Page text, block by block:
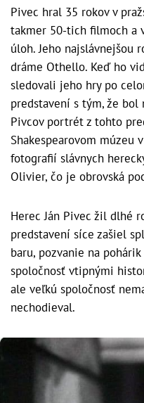
Pivec hral 35 rokov v
takmer 50-tich filmoch a
úloh. Jeho najslávnejšou
dráme Othello. Keď ho
sledovali jeho hry po
predstavení s tým, že bol
Pivcov portrét z tohto
Shakespearovom múzeu
fotografií slávnych
Olivier, čo je obrovská
Herec Ján Pivec žil dlhé
predstavení síce zašiel
baru, pozvanie na
spoločnosť vtipnými
ale veľkú spoločnosť
nechodieval.